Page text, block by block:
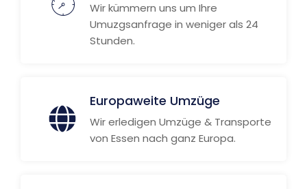
Wir kümmern uns um Ihre
Umuzgsanfrage in weniger als 24
Stunden.
Europaweite Umzüge
Wir erledigen Umzüge & Transporte
von Essen nach ganz Europa.